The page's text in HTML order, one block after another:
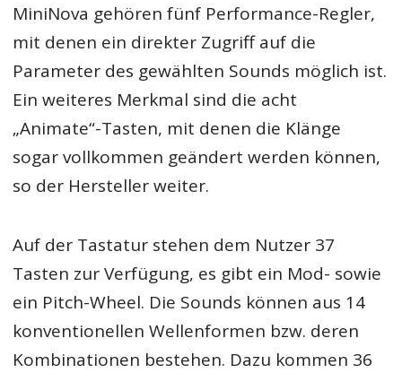
MiniNova gehören fünf Performance-Regler,
mit denen ein direkter Zugriff auf die
Parameter des gewählten Sounds möglich ist.
Ein weiteres Merkmal sind die acht
„Animate“-Tasten, mit denen die Klänge
sogar vollkommen geändert werden können,
so der Hersteller weiter.
Auf der Tastatur stehen dem Nutzer 37
Tasten zur Verfügung, es gibt ein Mod- sowie
ein Pitch-Wheel. Die Sounds können aus 14
konventionellen Wellenformen bzw. deren
Kombinationen bestehen. Dazu kommen 36